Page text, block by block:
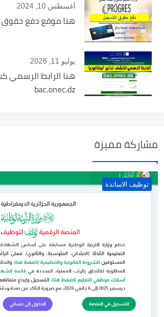
أغسطس 10, 2024
هنا موقع دفع حقوق progres.mesrs.dz/webetu
يوليو 11, 2026
bac.onec.dz
مشاركة مميزة
توظيف الاساتذة